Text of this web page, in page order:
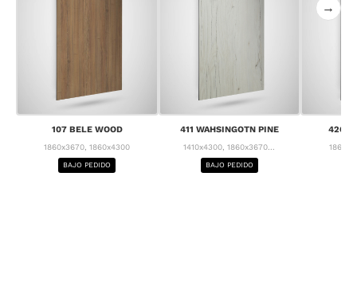
107 BELE WOOD
1860x3670, 1860x4300
BAJO PEDIDO
411 WAHSINGOTN PINE
1410x4300, 1860x3670...
BAJO PEDIDO
426
→